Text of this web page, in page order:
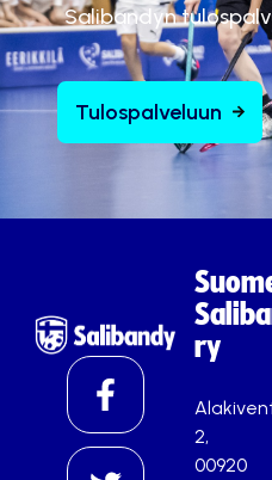
Salibandyn
Tulospalveluun
ry
2,
00920